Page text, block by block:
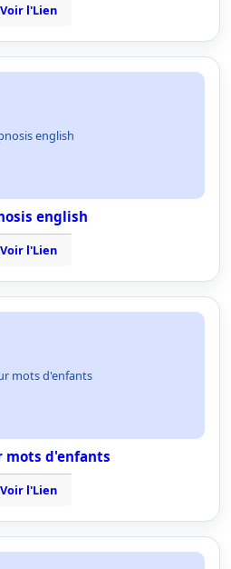
Voir l'Lien
english
english
Voir l'Lien
mots d'enfants
mots d'enfants
Voir l'Lien